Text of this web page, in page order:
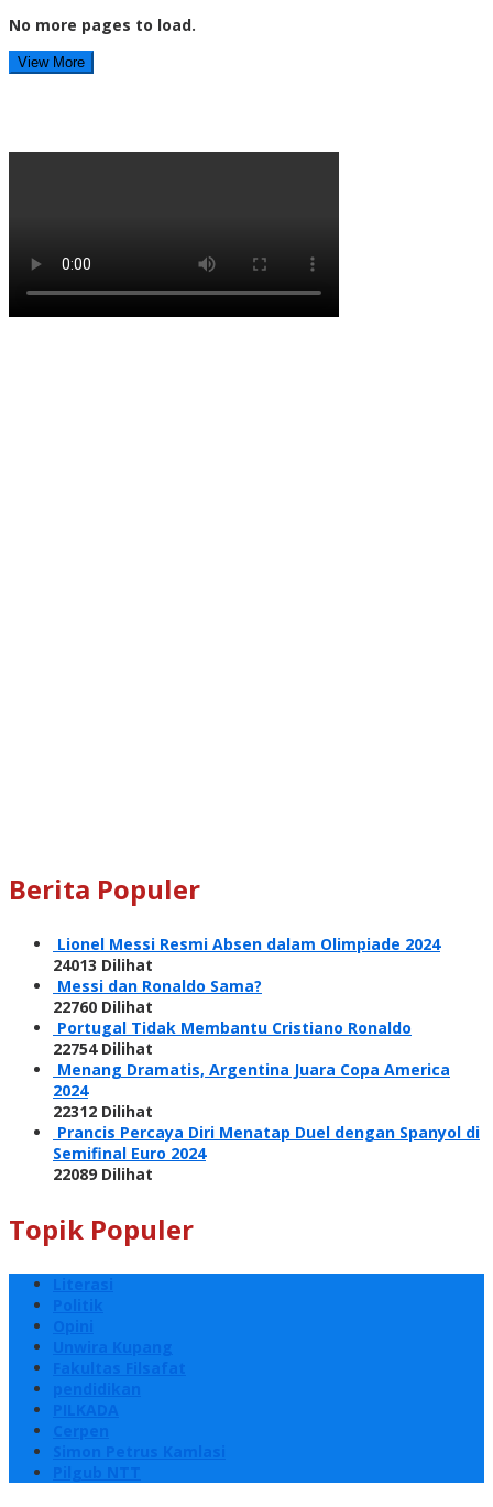
No more pages to load.
View More
Berita Populer
Lionel Messi Resmi Absen dalam Olimpiade 2024
24013 Dilihat
Messi dan Ronaldo Sama?
22760 Dilihat
Portugal Tidak Membantu Cristiano Ronaldo
22754 Dilihat
Menang Dramatis, Argentina Juara Copa America
2024
22312 Dilihat
Prancis Percaya Diri Menatap Duel dengan Spanyol di
Semifinal Euro 2024
22089 Dilihat
Topik Populer